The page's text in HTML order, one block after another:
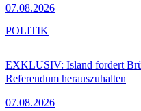
07.08.2026
EXKLUSIV: Island fordert
Referendum herauszuhalten
07.08.2026
POLITIK